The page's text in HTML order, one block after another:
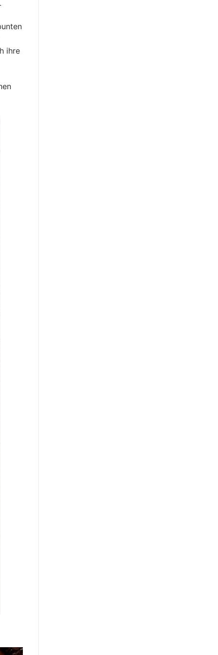
ihre